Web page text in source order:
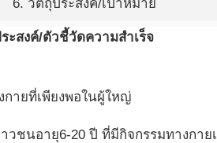
6. วัตถุประสงค์/เป้าหมาย
ะสงค์/ตัวชี้วัดความสำเร็จ
กายที่เพียงพอในผู้ใหญ่
วชนอายุ6-20 ปี ที่มีกิจกรรมทางกาย